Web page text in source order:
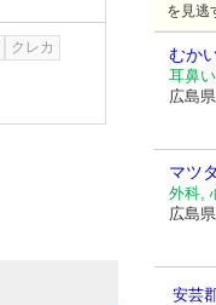
クレカ
を見逃
むか
耳鼻
広島
マツ
外科,
広島
安芸